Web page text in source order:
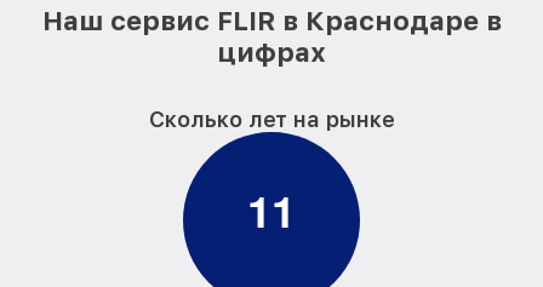
Наш сервис FLIR в Краснодаре в
цифрах
Сколько лет на рынке
11